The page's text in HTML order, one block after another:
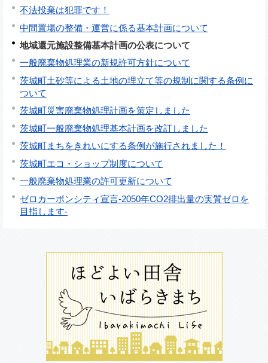
不法投棄は犯罪です！
中間置場の整備・運営に係る基本計画について
地域還元施設整備基本計画の公表について
一般廃棄物処理業の新規許可方針について
茨城町土砂等による土地の埋立て等の規制に関する条例に
ついて
茨城町災害廃棄物処理計画を策定しました
茨城町一般廃棄物処理基本計画を改訂しました
茨城町まちをきれいにする条例が施行されました！
茨城町エコ・ショップ制度について
一般廃棄物処理業の許可更新について
ゼロカーボンシティ宣言-2050年CO2排出量の実質ゼロを
目指します-